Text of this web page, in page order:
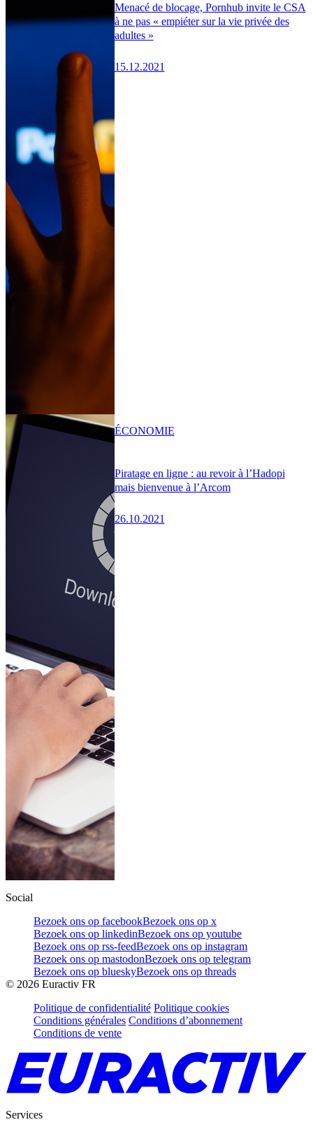
Menacé de blocage, Pornhub invite le CSA
à ne pas « empiéter sur la vie privée des
adultes »
15.12.2021
Piratage en ligne : au revoir à l’Hadopi
mais bienvenue à l’Arcom
26.10.2021
ÉCONOMIE
Social
Bezoek ons op facebookBezoek ons op x
Bezoek ons op linkedinBezoek ons op youtube
Bezoek ons op rss-feedBezoek ons op instagram
Bezoek ons op mastodonBezoek ons op telegram
Bezoek ons op blueskyBezoek ons op threads
© 2026 Euractiv FR
Politique de confidentialité Politique cookies
Conditions générales Conditions d’abonnement
Conditions de vente
Services